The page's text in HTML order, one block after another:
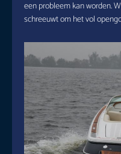
een probleem kan worden.
schreeuwt om het vol